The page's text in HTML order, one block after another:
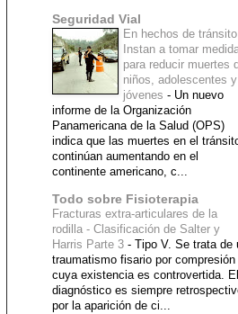
Seguridad Vial
En hechos de tránsito
Instan a tomar
para reducir muertes
niños, adolescentes y
jóvenes - Un nuevo
informe de la Organización
Panamericana de la Salud (OPS)
indica que las muertes en el
continúan aumentando en el
continente americano, c...
Todo sobre Fisioterapia
Fracturas extra-articulares de la
rodilla - Clasificación de Salter y
Harris Parte 3 - Tipo V. Se trata de
traumatismo fisario por compresión
cuya existencia es controvertida. El
diagnóstico es siempre
por la aparición de ci...